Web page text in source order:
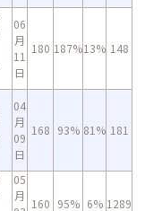
06
月
11
日
180 187%13% 148
04
月
09
日
168 93% 81% 181
05
月
160 95% 6% 1289